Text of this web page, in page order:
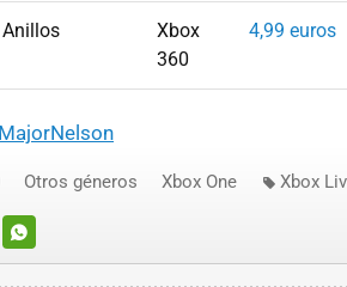
Anillos
Xbox
360
4,99 euros
MajorNelson
WHATSAPP
Otros géneros Xbox One Xbox